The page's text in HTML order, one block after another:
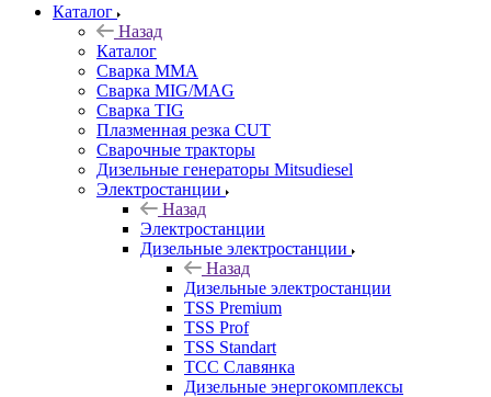
Каталог
Назад
Каталог
Сварка MMA
Сварка MIG/MAG
Сварка TIG
Плазменная резка CUT
Сварочные тракторы
Дизельные генераторы Mitsudiesel
Электростанции
Назад
Электростанции
Дизельные электростанции
Назад
Дизельные электростанции
TSS Premium
TSS Prof
TSS Standart
ТСС Славянка
Дизельные энергокомплексы